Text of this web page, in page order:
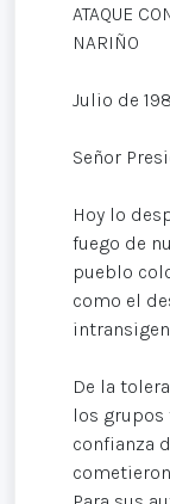
ATAQUE
NARIÑO
Julio de
Señor
Hoy lo
fuego de
pueblo
como el
De la
los grupos
confianza